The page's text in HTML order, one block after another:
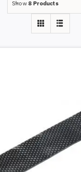
Show 8 Products